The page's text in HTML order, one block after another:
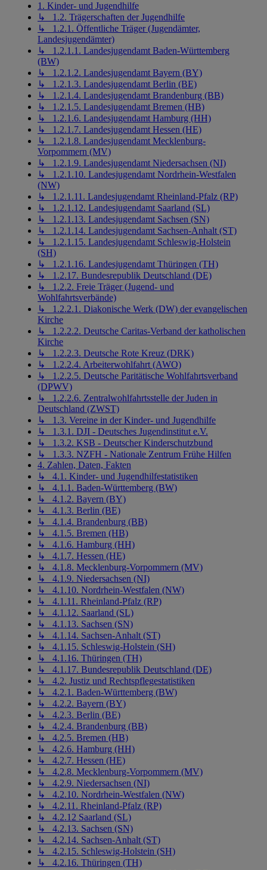
1. Kinder- und Jugendhilfe
↳ 1.2. Trägerschaften der Jugendhilfe
↳ 1.2.1. Öffentliche Träger (Jugendämter,
Landesjugendämter)
↳ 1.2.1.1. Landesjugendamt Baden-Württemberg
(BW)
↳ 1.2.1.2. Landesjugendamt Bayern (BY)
↳ 1.2.1.3. Landesjugendamt Berlin (BE)
↳ 1.2.1.4. Landesjugendamt Brandenburg (BB)
↳ 1.2.1.5. Landesjugendamt Bremen (HB)
↳ 1.2.1.6. Landesjugendamt Hamburg (HH)
↳ 1.2.1.7. Landesjugendamt Hessen (HE)
↳ 1.2.1.8. Landesjugendamt Mecklenburg-
Vorpommern (MV)
↳ 1.2.1.9. Landesjugendamt Niedersachsen (NI)
↳ 1.2.1.10. Landesjugendamt Nordrhein-Westfalen
(NW)
↳ 1.2.1.11. Landesjugendamt Rheinland-Pfalz (RP)
↳ 1.2.1.12. Landesjugendamt Saarland (SL)
↳ 1.2.1.13. Landesjugendamt Sachsen (SN)
↳ 1.2.1.14. Landesjugendamt Sachsen-Anhalt (ST)
↳ 1.2.1.15. Landesjugendamt Schleswig-Holstein
(SH)
↳ 1.2.1.16. Landesjugendamt Thüringen (TH)
↳ 1.2.17. Bundesrepublik Deutschland (DE)
↳ 1.2.2. Freie Träger (Jugend- und
Wohlfahrtsverbände)
↳ 1.2.2.1. Diakonische Werk (DW) der evangelischen
Kirche
↳ 1.2.2.2. Deutsche Caritas-Verband der katholischen
Kirche
↳ 1.2.2.3. Deutsche Rote Kreuz (DRK)
↳ 1.2.2.4. Arbeiterwohlfahrt (AWO)
↳ 1.2.2.5. Deutsche Paritätische Wohlfahrtsverband
(DPWV)
↳ 1.2.2.6. Zentralwohlfahrtsstelle der Juden in
Deutschland (ZWST)
↳ 1.3. Vereine in der Kinder- und Jugendhilfe
↳ 1.3.1. DJI - Deutsches Jugendinstitut e.V.
↳ 1.3.2. KSB - Deutscher Kinderschutzbund
↳ 1.3.3. NZFH - Nationale Zentrum Frühe Hilfen
4. Zahlen, Daten, Fakten
↳ 4.1. Kinder- und Jugendhilfestatistiken
↳ 4.1.1. Baden-Württemberg (BW)
↳ 4.1.2. Bayern (BY)
↳ 4.1.3. Berlin (BE)
↳ 4.1.4. Brandenburg (BB)
↳ 4.1.5. Bremen (HB)
↳ 4.1.6. Hamburg (HH)
↳ 4.1.7. Hessen (HE)
↳ 4.1.8. Mecklenburg-Vorpommern (MV)
↳ 4.1.9. Niedersachsen (NI)
↳ 4.1.10. Nordrhein-Westfalen (NW)
↳ 4.1.11. Rheinland-Pfalz (RP)
↳ 4.1.12. Saarland (SL)
↳ 4.1.13. Sachsen (SN)
↳ 4.1.14. Sachsen-Anhalt (ST)
↳ 4.1.15. Schleswig-Holstein (SH)
↳ 4.1.16. Thüringen (TH)
↳ 4.1.17. Bundesrepublik Deutschland (DE)
↳ 4.2. Justiz und Rechtspflegestatistiken
↳ 4.2.1. Baden-Württemberg (BW)
↳ 4.2.2. Bayern (BY)
↳ 4.2.3. Berlin (BE)
↳ 4.2.4. Brandenburg (BB)
↳ 4.2.5. Bremen (HB)
↳ 4.2.6. Hamburg (HH)
↳ 4.2.7. Hessen (HE)
↳ 4.2.8. Mecklenburg-Vorpommern (MV)
↳ 4.2.9. Niedersachsen (NI)
↳ 4.2.10. Nordrhein-Westfalen (NW)
↳ 4.2.11. Rheinland-Pfalz (RP)
↳ 4.2.12 Saarland (SL)
↳ 4.2.13. Sachsen (SN)
↳ 4.2.14. Sachsen-Anhalt (ST)
↳ 4.2.15. Schleswig-Holstein (SH)
↳ 4.2.16. Thüringen (TH)